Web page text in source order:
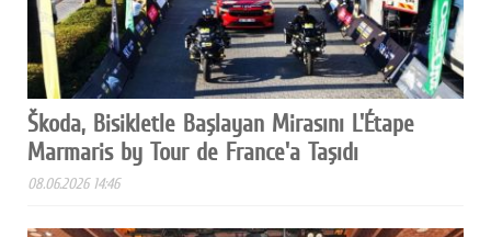
Škoda, Bisikletle Başlayan Mirasını L'Étape
Marmaris by Tour de France'a Taşıdı
08.06.2026 14:46